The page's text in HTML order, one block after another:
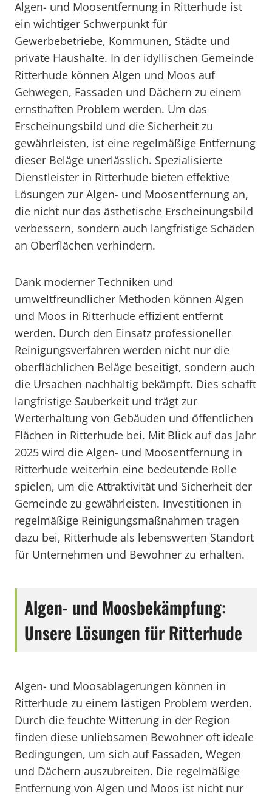
Algen- und Moosentfernung in Ritterhude ist
ein wichtiger Schwerpunkt für
Gewerbebetriebe, Kommunen, Städte und
private Haushalte. In der idyllischen Gemeinde
Ritterhude können Algen und Moos auf
Gehwegen, Fassaden und Dächern zu einem
ernsthaften Problem werden. Um das
Erscheinungsbild und die Sicherheit zu
gewährleisten, ist eine regelmäßige Entfernung
dieser Beläge unerlässlich. Spezialisierte
Dienstleister in Ritterhude bieten effektive
Lösungen zur Algen- und Moosentfernung an,
die nicht nur das ästhetische Erscheinungsbild
verbessern, sondern auch langfristige Schäden
an Oberflächen verhindern.
Dank moderner Techniken und
umweltfreundlicher Methoden können Algen
und Moos in Ritterhude effizient entfernt
werden. Durch den Einsatz professioneller
Reinigungsverfahren werden nicht nur die
oberflächlichen Beläge beseitigt, sondern auch
die Ursachen nachhaltig bekämpft. Dies schafft
langfristige Sauberkeit und trägt zur
Werterhaltung von Gebäuden und öffentlichen
Flächen in Ritterhude bei. Mit Blick auf das Jahr
2025 wird die Algen- und Moosentfernung in
Ritterhude weiterhin eine bedeutende Rolle
spielen, um die Attraktivität und Sicherheit der
Gemeinde zu gewährleisten. Investitionen in
regelmäßige Reinigungsmaßnahmen tragen
dazu bei, Ritterhude als lebenswerten Standort
für Unternehmen und Bewohner zu erhalten.
Algen- und Moosbekämpfung:
Unsere Lösungen für Ritterhude
Algen- und Moosablagerungen können in
Ritterhude zu einem lästigen Problem werden.
Durch die feuchte Witterung in der Region
finden diese unliebsamen Bewohner oft ideale
Bedingungen, um sich auf Fassaden, Wegen
und Dächern auszubreiten. Die regelmäßige
Entfernung von Algen und Moos ist nicht nur